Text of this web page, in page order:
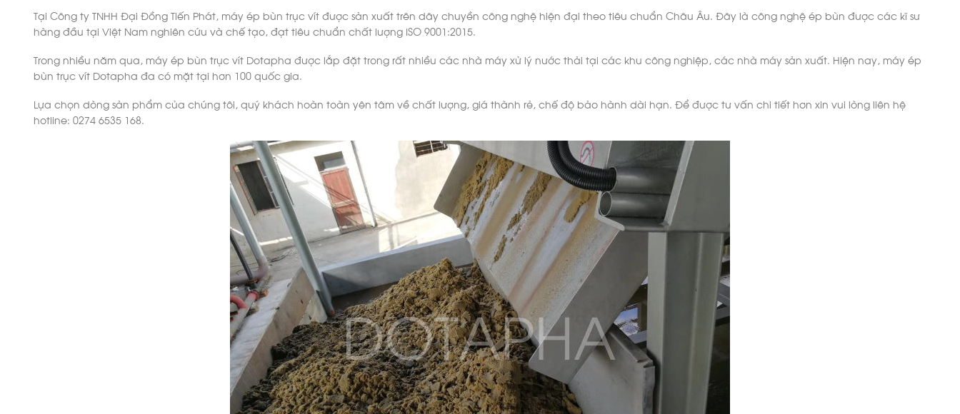
Tại Công ty TNHH Đại Đồng Tiến Phát, máy ép bùn trục vít được sản xuất trên dây chuyền công nghệ hiện đại theo tiêu chuẩn Châu Âu. Đây là công nghệ ép bùn được các kĩ sư
hàng đầu tại Việt Nam nghiên cứu và chế tạo, đạt tiêu chuẩn chất lượng ISO 9001:2015.
Trong nhiều năm qua, máy ép bùn trục vít Dotapha được lắp đặt trong rất nhiều các nhà máy xử lý nước thải tại các khu công nghiệp, các nhà máy sản xuất. Hiện nay, máy ép
bùn trục vít Dotapha đa có mặt tại hơn 100 quốc gia.
Lựa chọn dòng sản phẩm của chúng tôi, quý khách hoàn toàn yên tâm về chất lượng, giá thành rẻ, chế độ bảo hành dài hạn. Để được tư vấn chi tiết hơn xin vui lòng liên hệ
hotline: 0274 6535 168.